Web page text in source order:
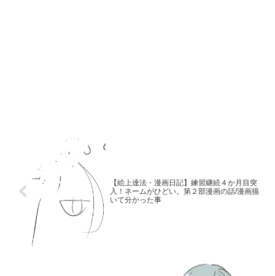
【絵上達法・漫画日記】練習継続４か月目突
入！ネームがひどい。第２部漫画の話/漫画描
いて分かった事